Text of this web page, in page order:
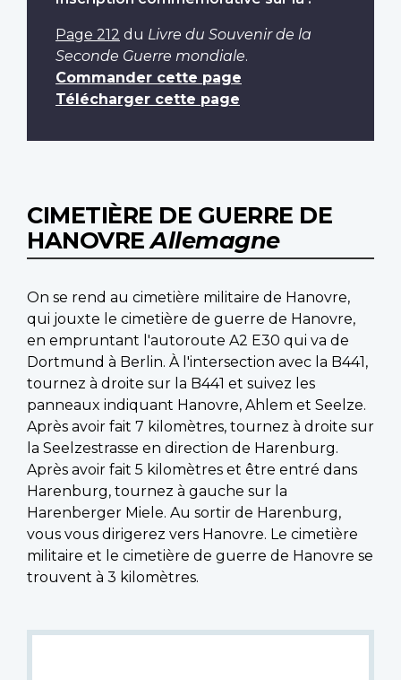
Page 212 du Livre du Souvenir de la
Seconde Guerre mondiale.
Commander cette page
Télécharger cette page
CIMETIÈRE DE GUERRE DE
HANOVREAllemagne
On se rend au cimetière militaire de Hanovre,
qui jouxte le cimetière de guerre de Hanovre,
en empruntant l'autoroute A2 E30 qui va de
Dortmund à Berlin. À l'intersection avec la B441,
tournez à droite sur la B441 et suivez les
panneaux indiquant Hanovre, Ahlem et Seelze.
Après avoir fait 7 kilomètres, tournez à droite sur
la Seelzestrasse en direction de Harenburg.
Après avoir fait 5 kilomètres et être entré dans
Harenburg, tournez à gauche sur la
Harenberger Miele. Au sortir de Harenburg,
vous vous dirigerez vers Hanovre. Le cimetière
militaire et le cimetière de guerre de Hanovre se
trouvent à 3 kilomètres.